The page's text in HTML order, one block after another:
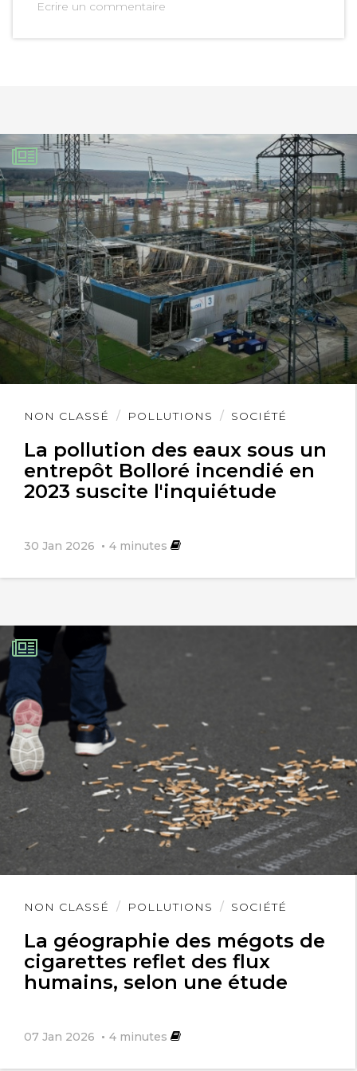
Ecrire un commentaire
NON CLASSÉ POLLUTIONS SOCIÉTÉ
La pollution des eaux sous un
entrepôt Bolloré incendié en
2023 suscite l'inquiétude
30 Jan 2026 4 minutes
Lire
NON CLASSÉ POLLUTIONS SOCIÉTÉ
La géographie des mégots de
cigarettes reflet des flux
humains, selon une étude
07 Jan 2026 4 minutes
Lire